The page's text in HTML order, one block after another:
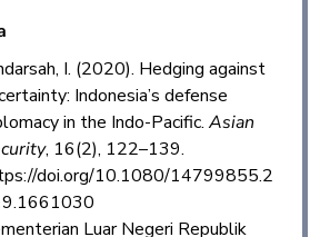
I. (2020). Hedging against
Indonesia’s defense
in the Indo-Pacific. Asian
, 16(2), 122–139.
doi.org/10.1080/14799855.2
Luar Negeri Republik